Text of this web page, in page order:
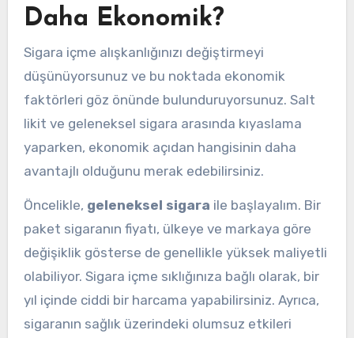
Daha Ekonomik?
Sigara içme alışkanlığınızı değiştirmeyi
düşünüyorsunuz ve bu noktada ekonomik
faktörleri göz önünde bulunduruyorsunuz. Salt
likit ve geleneksel sigara arasında kıyaslama
yaparken, ekonomik açıdan hangisinin daha
avantajlı olduğunu merak edebilirsiniz.
Öncelikle, geleneksel sigara ile başlayalım. Bir
paket sigaranın fiyatı, ülkeye ve markaya göre
değişiklik gösterse de genellikle yüksek maliyetli
olabiliyor. Sigara içme sıklığınıza bağlı olarak, bir
yıl içinde ciddi bir harcama yapabilirsiniz. Ayrıca,
sigaranın sağlık üzerindeki olumsuz etkileri